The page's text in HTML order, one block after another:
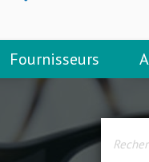
Fournisseurs